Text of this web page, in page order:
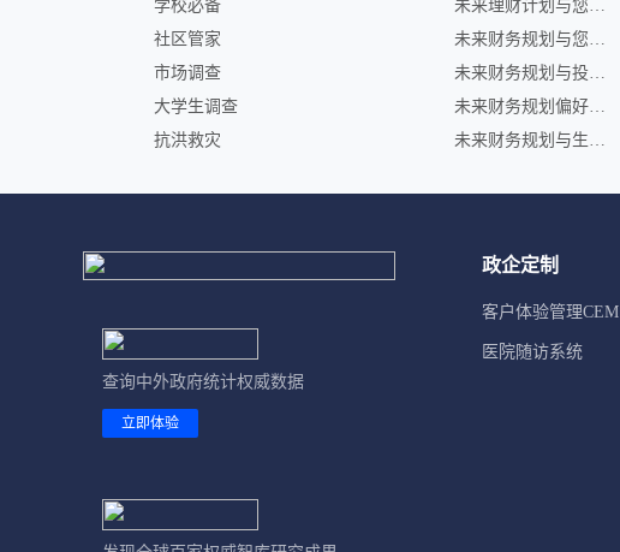
学校必备
社区管家
市场调查
大学生调查
抗洪救灾
未来理财计划与您共享 | 金融服务调查
未来财务规划与您——一场智慧之旅
未来财务规划与投资展望调查
未来财务规划偏好及理财趋势调查
未来财务规划与生活愿景调查
查询中外政府统计权威数据
立即体验
政企定制
客户体验管理CEM
医院随访系统